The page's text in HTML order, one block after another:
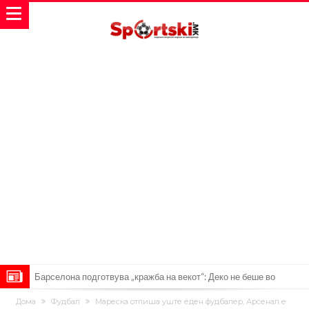
Барселона подготвува „кражба на векот“: Деко не беше во
Мадрид само поради Алварез
Капитен на познат клуб претепан до смрт пред својот дом – цела
Дома Фудбал
Мареска отпиша уште еден фудбалер, Арсенал е